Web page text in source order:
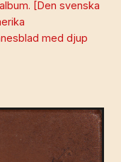
[Den svenska
med djup